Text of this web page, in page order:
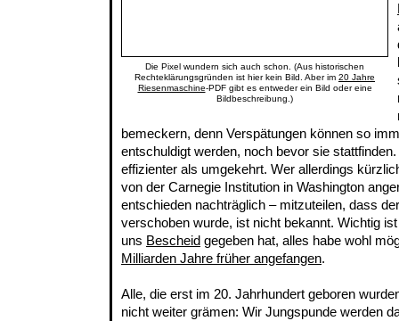
Die Pixel wundern sich auch schon. (Aus historischen
Rechteklärungsgründen ist hier kein Bild. Aber im 20 Jahre
Riesenmaschine-PDF gibt es entweder ein Bild oder eine
Bildbeschreibung.)
bemeckern, denn Verspätungen können so
entschuldigt werden, noch bevor sie
effizienter als umgekehrt. Wer allerdings
von der Carnegie Institution in Washington
entschieden nachträglich – mitzuteilen, dass
verschoben wurde, ist nicht bekannt. Wichtig
uns Bescheid gegeben hat, alles habe wohl
Milliarden Jahre früher angefangen.
Alle, die erst im 20. Jahrhundert geboren
nicht weiter grämen: Wir Jungspunde werden